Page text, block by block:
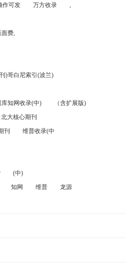
作可发 万方收录
,
费,
)哥白尼索引(波兰)
知网收录(中)
（含扩展版)
北大核心期刊
刊
维普收录(中
(中)
知网 维普
龙源